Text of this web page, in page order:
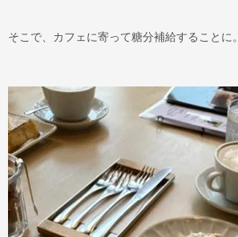
そこで、カフェに寄って糖分補給することに。